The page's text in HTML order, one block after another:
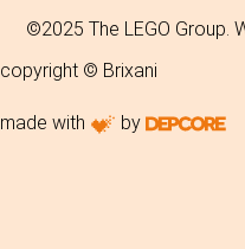
©2025 The LEGO Group.
copyright © Brixani
made with by